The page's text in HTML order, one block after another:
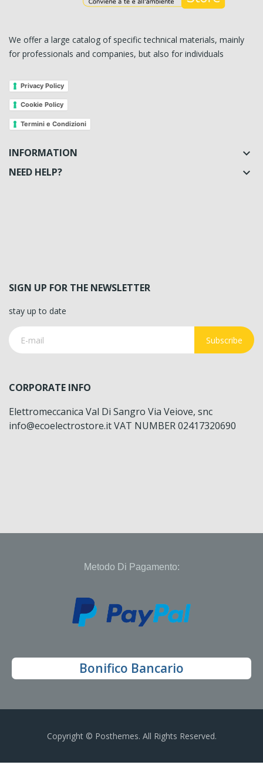
We offer a large catalog of specific technical materials, mainly
for professionals and companies, but also for individuals
Privacy Policy
Cookie Policy
Termini e Condizioni
INFORMATION 
NEED HELP? 
SIGN UP FOR THE NEWSLETTER
stay up to date
Subscribe
CORPORATE INFO
Elettromeccanica Val Di Sangro Via Veiove, snc
info@ecoelectrostore.it VAT NUMBER 02417320690
Metodo Di Pagamento:
Bonifico Bancario
Copyright © Posthemes. All Rights Reserved.